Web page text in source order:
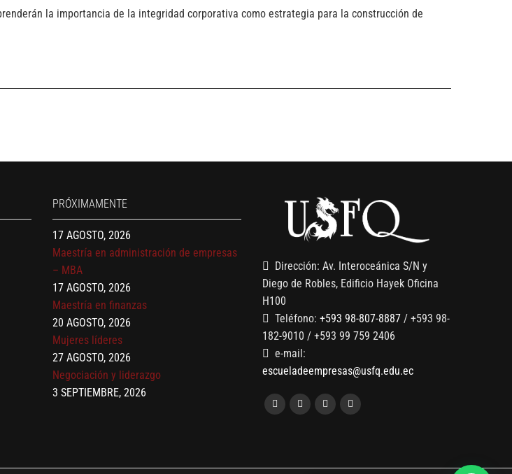
la importancia de la integridad corporativa como estrategia para la construcción de
PRÓXIMAMENTE
17 AGOSTO, 2026
17 AGOSTO, 2026
Maestría en administración de empresas
– MBA
17 AGOSTO, 2026
Maestría en finanzas
20 AGOSTO, 2026
Mujeres líderes
27 AGOSTO, 2026
Negociación y liderazgo
3 SEPTIEMBRE, 2026
Comunicación con IA
7 SEPTIEMBRE, 2026
Dirección: Av. Interoceánica S/N y
Diego de Robles, Edificio Hayek Oficina
H100
Teléfono: +593 98-807-8887 / +593 98-
182-9010 / +593 99 759 2406
e-mail:
escueladeempresas@usfq.edu.ec